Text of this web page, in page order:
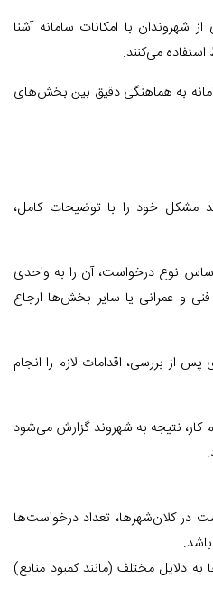
شهروندان با امکانات سامانه آشنا
استفاده می‌کنند.
به هماهنگی دقیق بین بخش‌های
مشکل خود را با توضیحات کامل،
اساس نوع درخواست، آن را به واحدی
و عمرانی یا سایر بخش‌ها ارجاع
از بررسی، اقدامات لازم را انجام
کار، نتیجه به شهروند گزارش می‌شود
در کلان‌شهرها، تعداد درخواست‌ها
دلایل مختلف (مانند کمبود منابع)